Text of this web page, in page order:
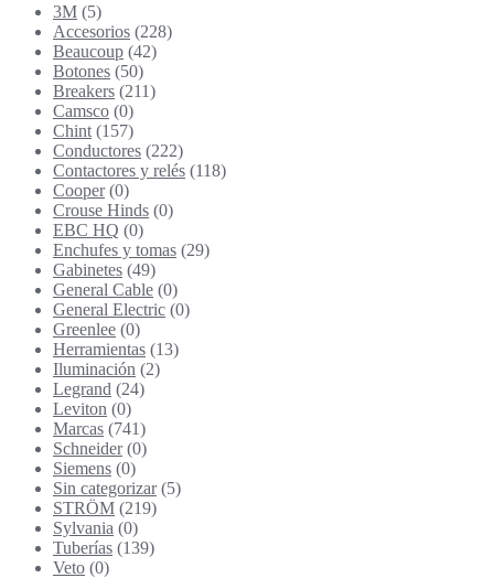
3M (5)
Accesorios (228)
Beaucoup (42)
Botones (50)
Breakers (211)
Camsco (0)
Chint (157)
Conductores (222)
Contactores y relés (118)
Cooper (0)
Crouse Hinds (0)
EBC HQ (0)
Enchufes y tomas (29)
Gabinetes (49)
General Cable (0)
General Electric (0)
Greenlee (0)
Herramientas (13)
Iluminación (2)
Legrand (24)
Leviton (0)
Marcas (741)
Schneider (0)
Siemens (0)
Sin categorizar (5)
STRÖM (219)
Sylvania (0)
Tuberías (139)
Veto (0)